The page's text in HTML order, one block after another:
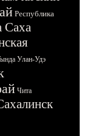
Республика
Саха
Улан-Удэ
Чита